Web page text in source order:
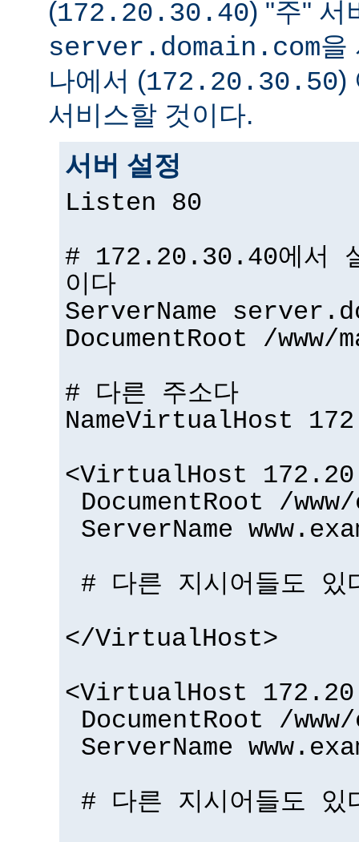
(172.20.30.40) "주" 서
server.domain.com을
나에서 (172.20.30.50)
서비스할 것이다.
서버 설정
Listen 80
# 172.20.30.40에서
이다
ServerName
DocumentRoot /www/
# 다른 주소다
NameVirtualHost
<VirtualHost
DocumentRoot /
ServerName
# 다른 지시어들도
</VirtualHost>
<VirtualHost
DocumentRoot /
ServerName
# 다른 지시어들도